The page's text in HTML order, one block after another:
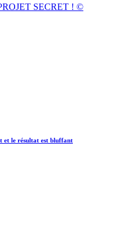
et le résultat est bluffant